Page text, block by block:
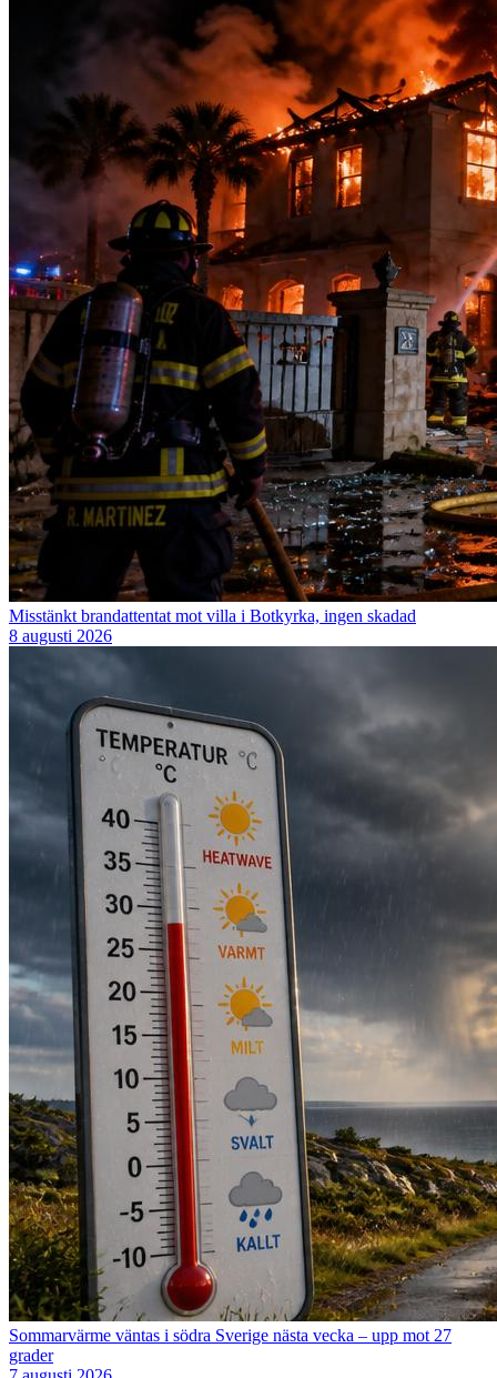
Misstänkt brandattentat mot villa i Botkyrka, ingen skadad
8 augusti 2026
Sommarvärme väntas i södra Sverige nästa vecka – upp mot 27
grader